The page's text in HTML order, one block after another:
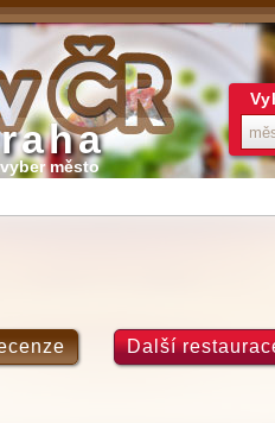
město
Další